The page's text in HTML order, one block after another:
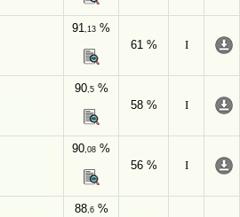
91,13 %
61 %
I
90,5%
58 %
I
90,08 %
56 %
I
88,6%